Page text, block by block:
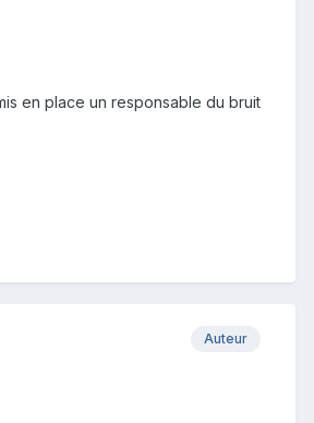
en place un responsable du bruit
Auteur